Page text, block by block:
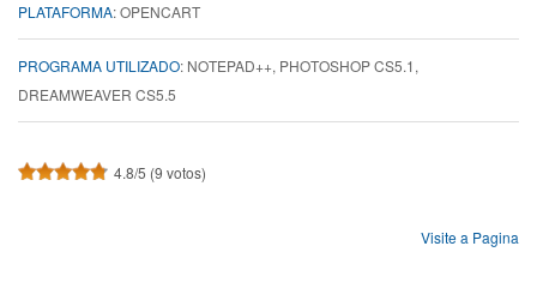
PLATAFORMA OPENCART
PROGRAMA UTILIZADO NOTEPAD++, PHOTOSHOP CS5.1,
DREAMWEAVER CS5.5
4.8/5 (9 votos)
Visite a Pagina